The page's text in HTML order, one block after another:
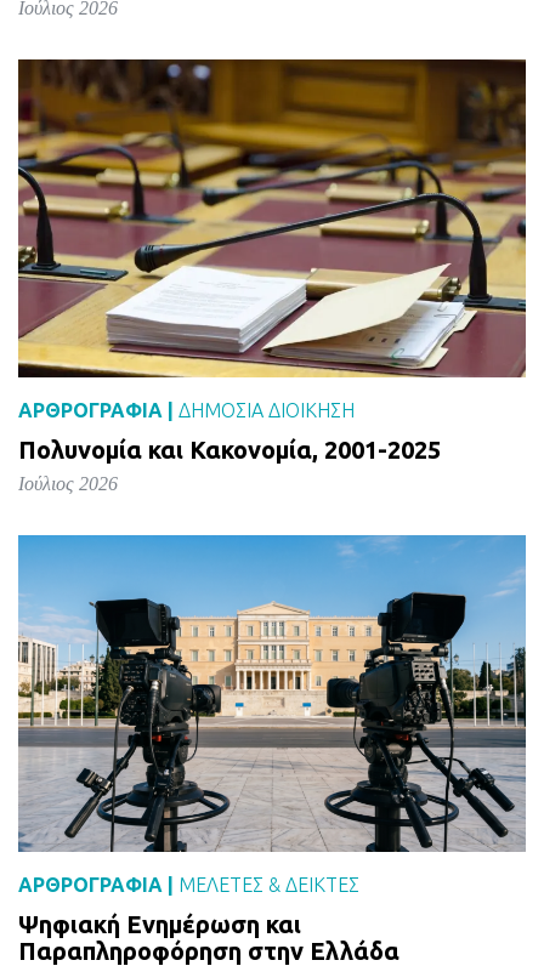
Ιούλιος 2026
ΑΡΘΡΟΓΡΑΦΙΑ | ΔΗΜΌΣΙΑ ΔΙΟΊΚΗΣΗ
Πολυνομία και Κακονομία, 2001-2025
Ιούλιος 2026
ΑΡΘΡΟΓΡΑΦΙΑ | ΜΕΛΈΤΕΣ & ΔΕΙΚΤΕΣ
Ψηφιακή Ενημέρωση και
Παραπληροφόρηση στην Ελλάδα